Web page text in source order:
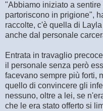
"Abbiamo iniziato a
partoriscono in prigione",
raccolte, c'è quella di
anche dal personale
Entrata in travaglio
il personale senza però
facevano sempre più forti,
quello di convincere gli
nessuno, oltre a lei, se
che le era stato offerto si